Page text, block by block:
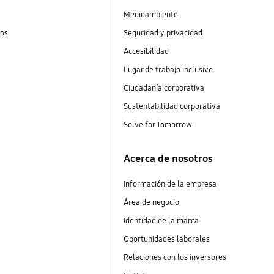
Medioambiente
Seguridad y privacidad
Accesibilidad
Lugar de trabajo inclusivo
Ciudadanía corporativa
Sustentabilidad corporativa
Solve for Tomorrow
Acerca de nosotros
Información de la empresa
Área de negocio
Identidad de la marca
Oportunidades laborales
Relaciones con los inversores